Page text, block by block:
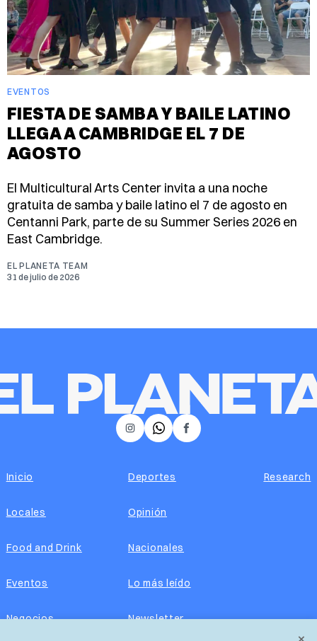
EVENTOS
FIESTA DE SAMBA Y BAILE LATINO
LLEGA A CAMBRIDGE EL 7 DE
AGOSTO
El Multicultural Arts Center invita a una noche
gratuita de samba y baile latino el 7 de agosto en
Centanni Park, parte de su Summer Series 2026 en
East Cambridge.
EL PLANETA TEAM
31 de julio de 2026
𝕏 Facebook
Instagram
Inicio
Locales
Food and Drink
Eventos
Negocios
Deportes
Opinión
Nacionales
Lo más leído
Newsletter
Research